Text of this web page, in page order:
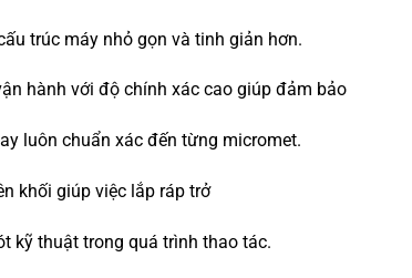
trúc máy nhỏ gọn và tinh giản hơn.
hành với độ chính xác cao giúp đảm bảo
luôn chuẩn xác đến từng micromet.
khối giúp việc lắp ráp trở
kỹ thuật trong quá trình thao tác.